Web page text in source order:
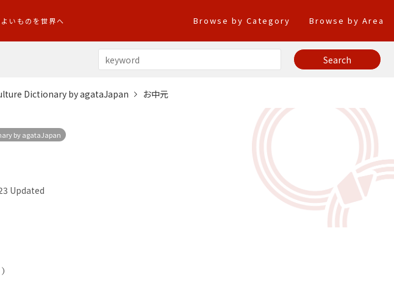
いものを世界へ Browse by Category Browse by Area
Dictionary by agataJapan お中元
by agataJapan
Updated